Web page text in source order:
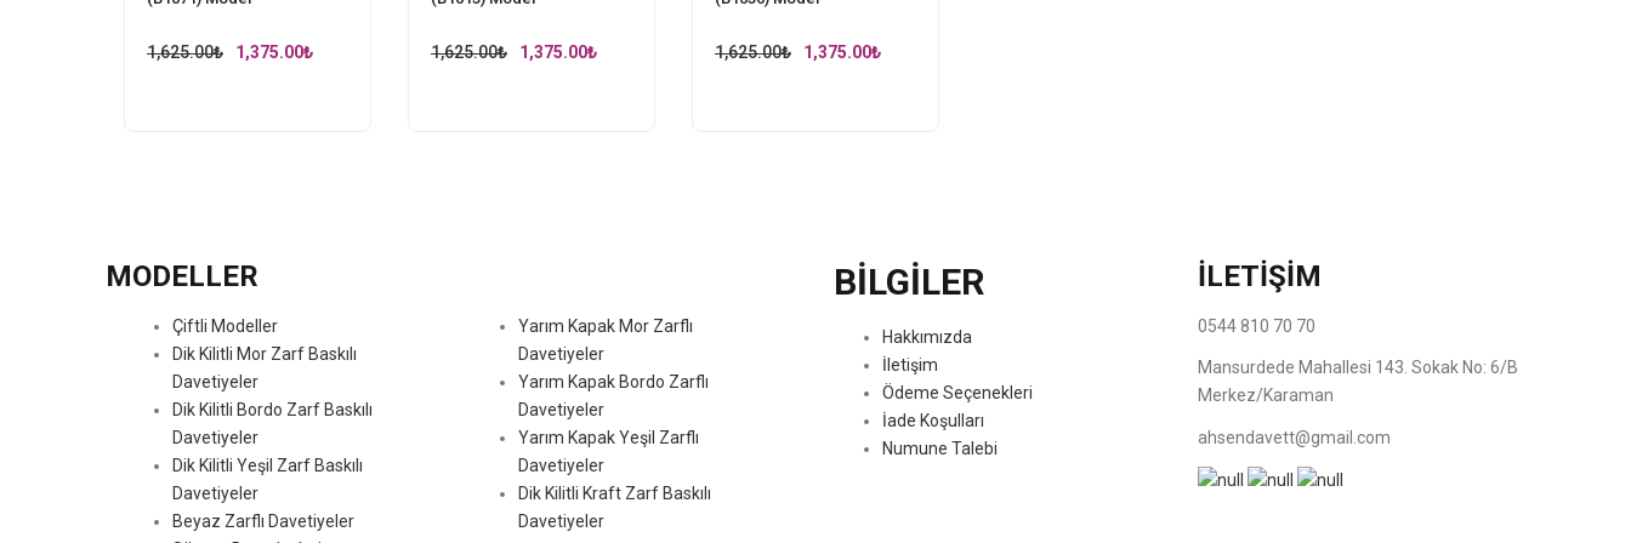
1,625.00₺
Original
1,375.00₺Current
1,625.00₺
Original
1,375.00₺Current
1,625.00₺
Original
1,375.00₺Current
MODELLER
Çiftli Modeller
Dik Kilitli Mor Zarf Baskılı
Davetiyeler
Dik Kilitli Bordo Zarf Baskılı
Davetiyeler
Dik Kilitli Yeşil Zarf Baskılı
Davetiyeler
Beyaz Zarflı Davetiyeler
Yarım Kapak Mor Zarflı
Davetiyeler
Yarım Kapak Bordo Zarflı
Davetiyeler
Yarım Kapak Yeşil Zarflı
Davetiyeler
Dik Kilitli Kraft Zarf Baskılı
Davetiyeler
BİLGİLER
Hakkımızda
İletişim
Ödeme Seçenekleri
İade Koşulları
Numune Talebi
İLETİŞİM
0544 810 70 70
Mansurdede Mahallesi 143. Sokak No: 6/B
Merkez/Karaman
ahsendavett@gmail.com